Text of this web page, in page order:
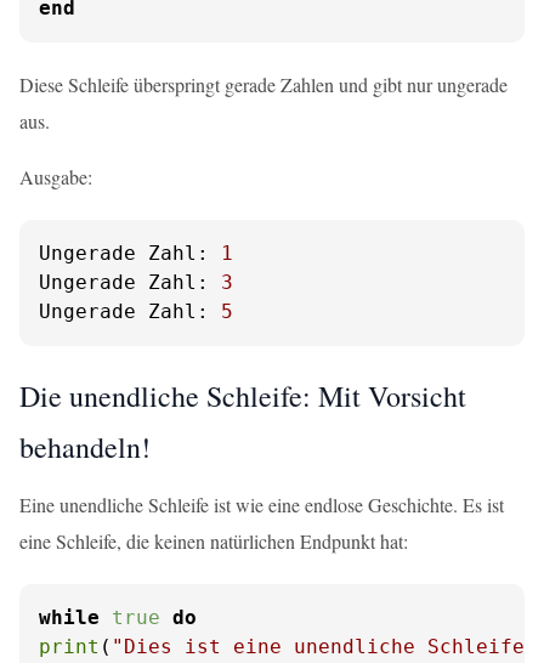
end
Diese Schleife überspringt gerade Zahlen und gibt nur ungerade
aus.
Ausgabe:
Ungerade Zahl:
1
Ungerade Zahl:
3
Ungerade Zahl:
5
Die unendliche Schleife: Mit Vorsicht
behandeln!
Eine unendliche Schleife ist wie eine endlose Geschichte. Es ist
eine Schleife, die keinen natürlichen Endpunkt hat:
while true do
print ( "Dies ist eine unendliche